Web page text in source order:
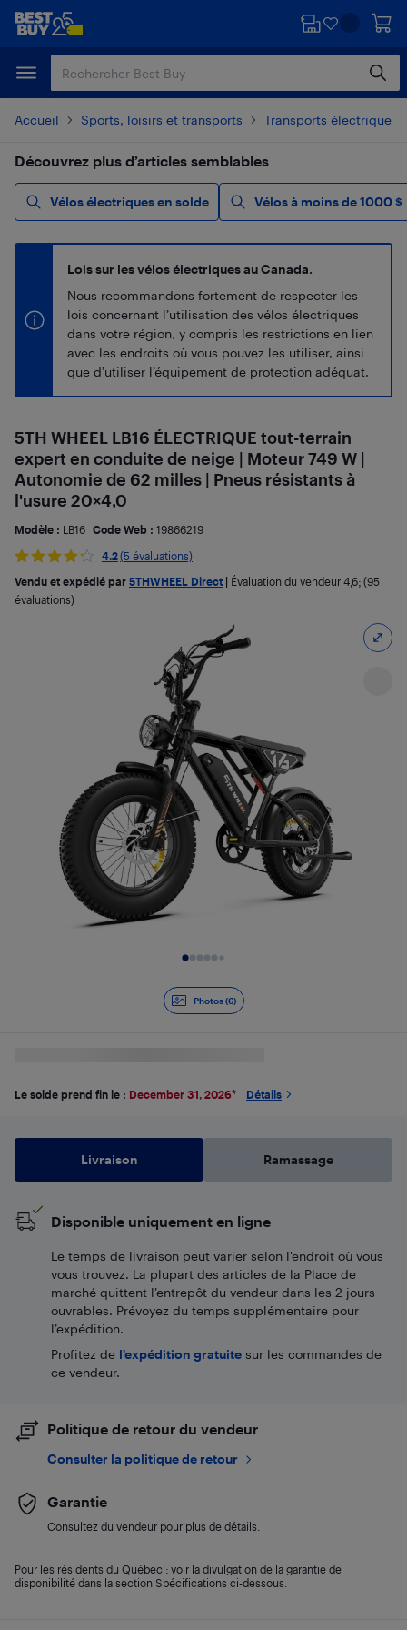
Passer
principal
Passer
Accueil Sports, loisirs et transports Transports électriques
Découvrez plus d’articles semblables
Vélos électriques en solde Vélos à moins de 1000 $
Lois sur les vélos électriques au Canada.
Nous recommandons fortement de respecter les
lois concernant l’utilisation des vélos électriques
dans votre région, y compris les restrictions en lien
avec les endroits où vous pouvez les utiliser, ainsi
que d’utiliser l’équipement de protection adéquat.
Photos (6)
5TH WHEEL LB16 ÉLECTRIQUE tout-terrain
expert en conduite de neige | Moteur 749 W |
Autonomie de 62 milles | Pneus résistants à
l'usure 20×4,0
Modèle : LB16 Code Web : 19866219
4.2(5 évaluations)
Vendu et expédié par 5THWHEEL Direct Évaluation du vendeur 4,6; (95
évaluations)
Le solde prend fin le : December 31, 2026* Détails
Livraison Ramassage
Disponible uniquement en ligne
Le temps de livraison peut varier selon l'endroit où vous
vous trouvez. La plupart des articles de la Place de
marché quittent l’entrepôt du vendeur dans les 2 jours
ouvrables. Prévoyez du temps supplémentaire pour
l’expédition.
Profitez de l'expédition gratuite sur les commandes de
ce vendeur.
Politique de retour du vendeur
Consulter la politique de retour
Garantie
Consultez du vendeur pour plus de détails.
Pour les résidents du Québec : voir la divulgation de la garantie de
disponibilité dans la section Spécifications ci-dessous.